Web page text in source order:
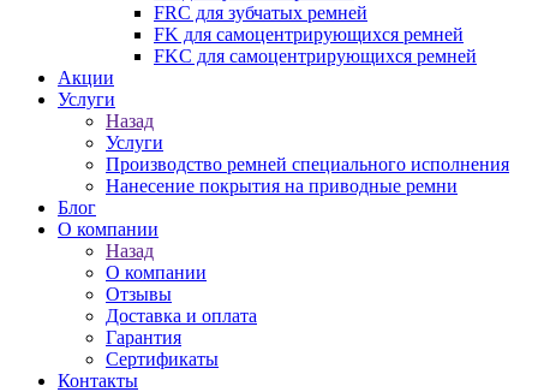
FRC для зубчатых ремней
FK для самоцентрирующихся ремней
FKC для самоцентрирующихся ремней
Акции
Услуги
Назад
Услуги
Производство ремней специального исполнения
Нанесение покрытия на приводные ремни
Блог
О компании
Назад
О компании
Отзывы
Доставка и оплата
Гарантия
Сертификаты
Контакты